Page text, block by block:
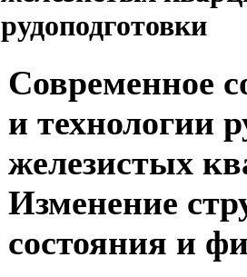
рудоподготовки
Современное
и технологии
железистых
Изменение
состояния и